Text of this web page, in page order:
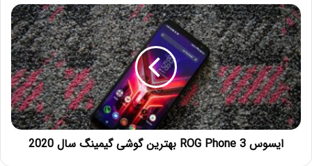
ایسوس ROG Phone 3 بهترین گوشی گیمینگ سال 2020